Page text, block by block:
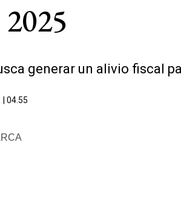
generar un alivio fiscal
| 04.55